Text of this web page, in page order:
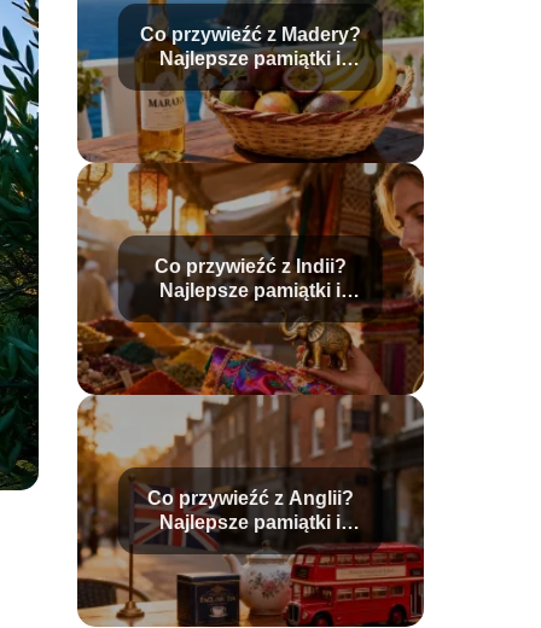
Co przywieźć z Madery?
Najlepsze pamiątki i
lokalne produkty
Co przywieźć z Indii?
Najlepsze pamiątki i
upominki
Co przywieźć z Anglii?
Najlepsze pamiątki i
upominki